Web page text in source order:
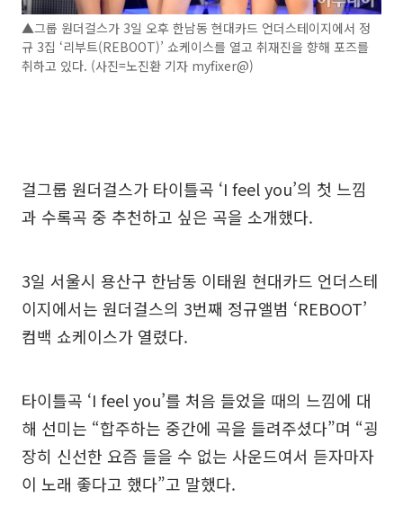
▲그룹 원더걸스가 3일 오후 한남동 현대카드 언더스테이지에서 정
규 3집 ‘리부트(REBOOT)’ 쇼케이스를 열고 취재진을 향해 포즈를
취하고 있다. (사진=노진환 기자 myfixer@)
걸그룹 원더걸스가 타이틀곡 ‘I feel you’의 첫 느낌
과 수록곡 중 추천하고 싶은 곡을 소개했다.
3일 서울시 용산구 한남동 이태원 현대카드 언더스테
이지에서는 원더걸스의 3번째 정규앨범 ‘REBOOT’
컴백 쇼케이스가 열렸다.
타이틀곡 ‘I feel you’를 처음 들었을 때의 느낌에 대
해 선미는 “합주하는 중간에 곡을 들려주셨다”며 “굉
장히 신선한 요즘 들을 수 없는 사운드여서 듣자마자
이 노래 좋다고 했다”고 말했다.